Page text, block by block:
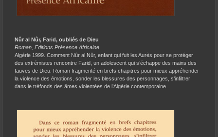
Nûr al Nûr, Farid, oubliés de Dieu
Roman, Editions Présence Africaine
Algérie 1999. Comment Nûr al Nûr, enfant qui fuit les Aurès pour se protéger
des extrémistes rencontre Farid, un adolescent qui s’échappe des mains des
fauves de Dieu. Roman fragmenté en brefs chapitres pour mieux appréhender
la violence des émotions, sonder les blessures des personnages, s’infiltrer
dans le tréfonds des âmes violentées de l’Algérie contemporaine.